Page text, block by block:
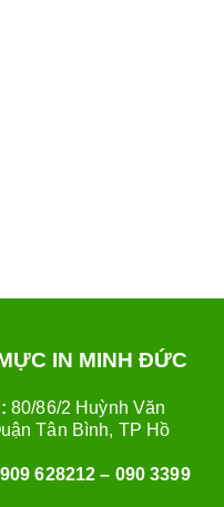
IN MINH ĐỨC
80/86/2 Huỳnh Văn
Tân Bình, TP Hồ
628212 – 090 3399